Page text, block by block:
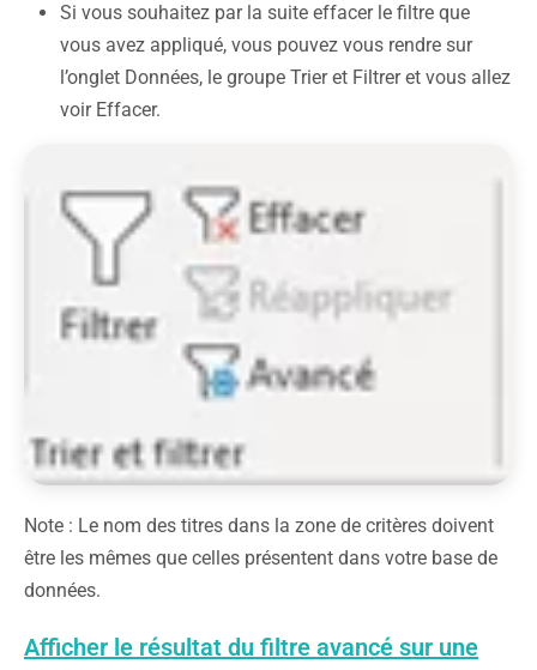
Si vous souhaitez par la suite effacer le filtre que
vous avez appliqué, vous pouvez vous rendre sur
l’onglet Données, le groupe Trier et Filtrer et vous allez
voir Effacer.
Note : Le nom des titres dans la zone de critères doivent
être les mêmes que celles présentent dans votre base de
données.
Afficher le résultat du filtre avancé sur une